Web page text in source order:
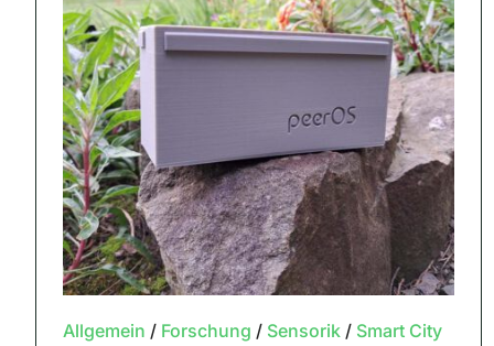
Allgemein / Forschung / Sensorik/ Smart City